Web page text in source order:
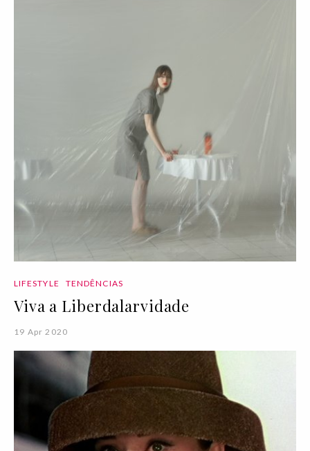
LIFESTYLE TENDÊNCIAS
Viva a Liberdalarvidade
19 Apr 2020